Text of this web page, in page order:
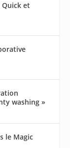
Quick et
washing »
le Magic